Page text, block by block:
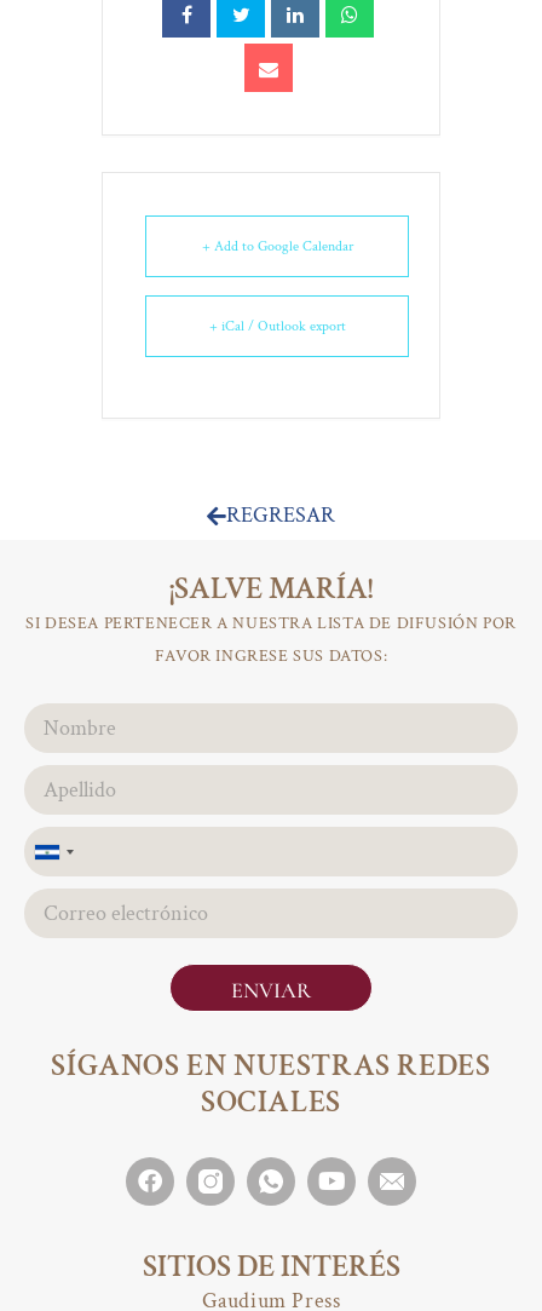
+ Add to Google Calendar
+ iCal / Outlook export
REGRESAR
SÍGANOS EN NUESTRAS REDES
SOCIALES
SITIOS DE INTERÉS
Gaudium Press
¡SALVE MARÍA!
SI DESEA PERTENECER A NUESTRA LISTA DE DIFUSIÓN POR
FAVOR INGRESE SUS DATOS:
El
Salvador
+503
ENVIAR